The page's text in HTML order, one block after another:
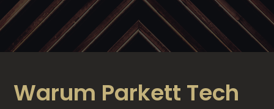
Warum Parkett Tech